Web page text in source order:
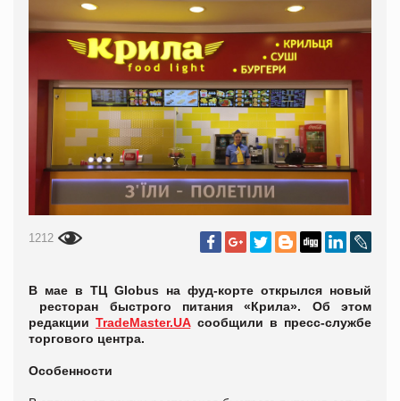
1212
В мае в ТЦ Globus на фуд-корте открылся новый
ресторан быстрого питания «Крила». Об этом
редакцииTradeMaster.UAсообщили в пресс-службе
торгового центра.
Особенности